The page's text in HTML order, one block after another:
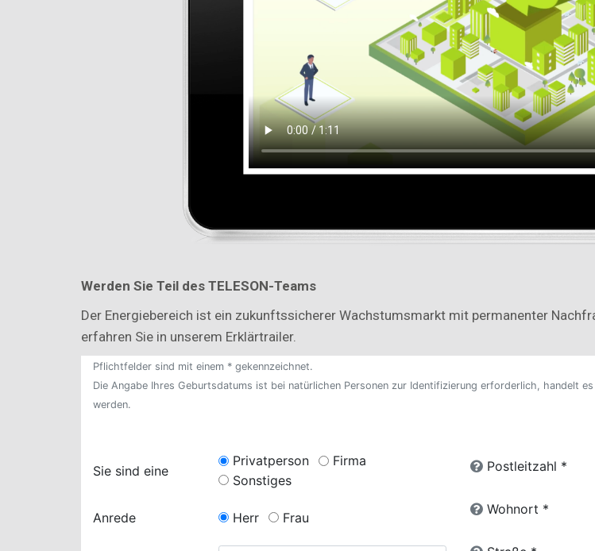
Werden Sie Teil des TELESON-Teams
Der Energiebereich ist ein zukunftssicherer Wachstumsmarkt mit permanenter
erfahren Sie in unserem Erklärtrailer.